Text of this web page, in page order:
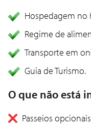
Hospedagem no
Regime de
Transporte em
Guia de Turismo.
O que não está
Passeios opcionais